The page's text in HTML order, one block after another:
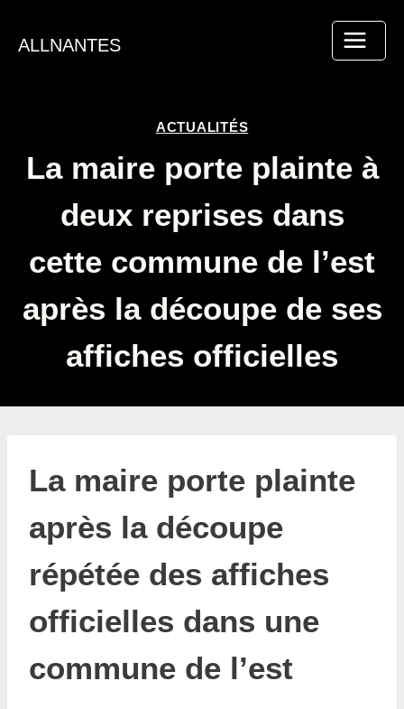
contenu
ALLNANTES
ACTUALITÉS
La maire porte plainte à
deux reprises dans
cette commune de l’est
après la découpe de ses
affiches officielles
La maire porte plainte
après la découpe
répétée des affiches
officielles dans une
commune de l’est